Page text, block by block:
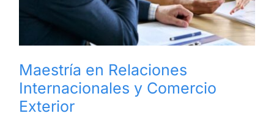
Maestría en Relaciones
Internacionales y Comercio
Exterior